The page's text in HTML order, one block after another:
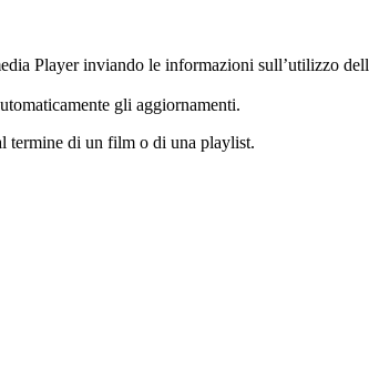
Player inviando le informazioni sull’utilizzo
gli aggiornamenti.
termine di un film o di una playlist.